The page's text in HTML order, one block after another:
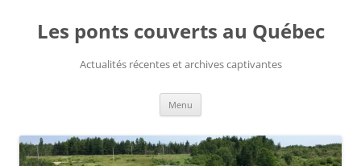
contenu
Les ponts couverts au Québec
Actualités récentes et archives captivantes
Menu